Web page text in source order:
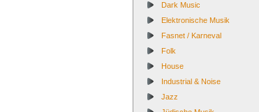
Dark Music
Elektronische Musik
Fasnet / Karneval
Folk
House
Industrial & Noise
Jazz